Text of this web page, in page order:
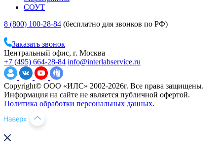
СОУТ
8 (800) 100-28-84 (бесплатно для звонков по РФ)
Заказать звонок
Центральный офис, г. Москва
+7 (495) 664-28-84 info@interlabservice.ru
Copyright© ООО «ИЛС» 2002-2026г. Все права защищены.
Информация на сайте не является публичной офертой.
Политика обработки персональных данных.